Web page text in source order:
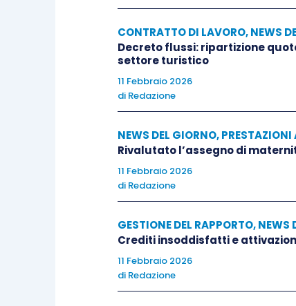
CONTRATTO DI LAVORO,NEWS
Decreto flussi: ripartizione
settore turistico
11 Febbraio 2026
di Redazione
NEWS DEL GIORNO,PRESTAZIONI
Rivalutato l’assegno di
11 Febbraio 2026
di Redazione
GESTIONE DEL RAPPORTO,NEWS
Crediti insoddisfatti e
11 Febbraio 2026
di Redazione